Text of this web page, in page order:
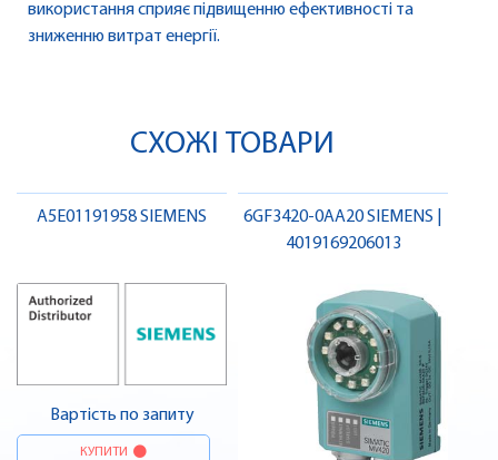
використання сприяє підвищенню ефективності та
зниженню витрат енергії.
СХОЖІ ТОВАРИ
A5E01191958 SIEMENS
Вартість по запиту
КУПИТИ
6GF3420-0AA20 SIEMENS |
4019169206013